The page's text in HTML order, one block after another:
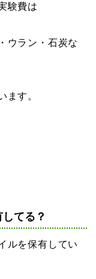
験費は
ウラン・石炭な
ます。
てる？
ルを保有してい